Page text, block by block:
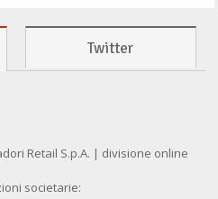
Twitter
Retail S.p.A. | divisione online
societarie: